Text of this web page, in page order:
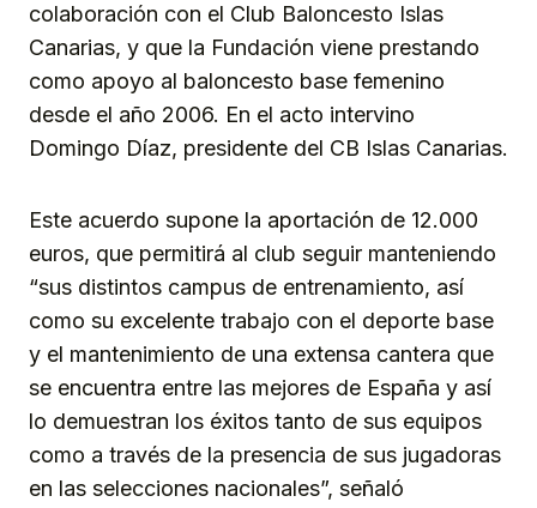
colaboración con el Club Baloncesto Islas
Canarias, y que la Fundación viene prestando
como apoyo al baloncesto base femenino
desde el año 2006. En el acto intervino
Domingo Díaz, presidente del CB Islas Canarias.
Este acuerdo supone la aportación de 12.000
euros, que permitirá al club seguir manteniendo
“sus distintos campus de entrenamiento, así
como su excelente trabajo con el deporte base
y el mantenimiento de una extensa cantera que
se encuentra entre las mejores de España y así
lo demuestran los éxitos tanto de sus equipos
como a través de la presencia de sus jugadoras
en las selecciones nacionales”, señaló